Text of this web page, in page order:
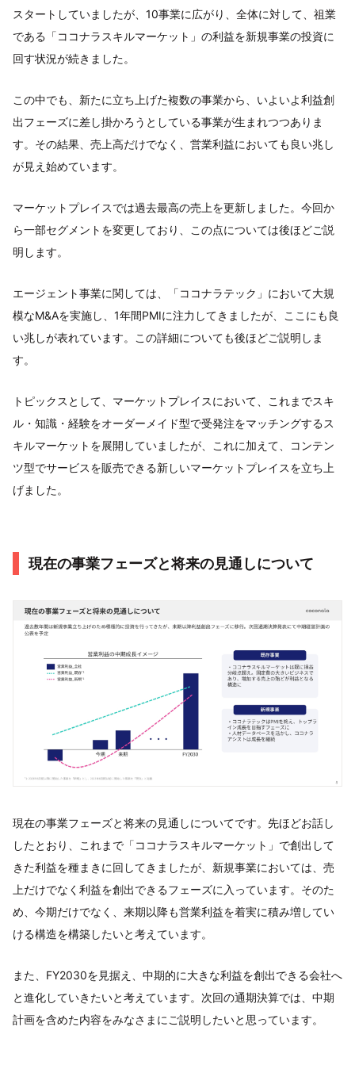
スタートしていましたが、10事業に広がり、全体に対して、祖業
である「ココナラスキルマーケット」の利益を新規事業の投資に
回す状況が続きました。
この中でも、新たに立ち上げた複数の事業から、いよいよ利益創
出フェーズに差し掛かろうとしている事業が生まれつつありま
す。その結果、売上高だけでなく、営業利益においても良い兆し
が見え始めています。
マーケットプレイスでは過去最高の売上を更新しました。今回か
ら一部セグメントを変更しており、この点については後ほどご説
明します。
エージェント事業に関しては、「ココナラテック」において大規
模なM&Aを実施し、1年間PMIに注力してきましたが、ここにも良
い兆しが表れています。この詳細についても後ほどご説明しま
す。
トピックスとして、マーケットプレイスにおいて、これまでスキ
ル・知識・経験をオーダーメイド型で受発注をマッチングするス
キルマーケットを展開していましたが、これに加えて、コンテン
ツ型でサービスを販売できる新しいマーケットプレイスを立ち上
げました。
現在の事業フェーズと将来の見通しについて
現在の事業フェーズと将来の見通しについてです。先ほどお話し
したとおり、これまで「ココナラスキルマーケット」で創出して
きた利益を種まきに回してきましたが、新規事業においては、売
上だけでなく利益を創出できるフェーズに入っています。そのた
め、今期だけでなく、来期以降も営業利益を着実に積み増してい
ける構造を構築したいと考えています。
また、FY2030を見据え、中期的に大きな利益を創出できる会社へ
と進化していきたいと考えています。次回の通期決算では、中期
計画を含めた内容をみなさまにご説明したいと思っています。